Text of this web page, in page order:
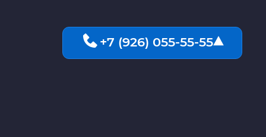
+7 (926) 055-55-55